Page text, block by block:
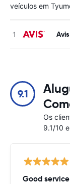
veículos em
Avis
9.1
Os
9.1/10
Good